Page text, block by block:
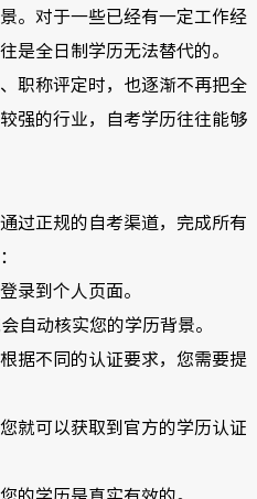
。对于一些已经有一定工作经
是全日制学历无法替代的。
职称评定时，也逐渐不再把全
强的行业，自考学历往往能够
过正规的自考渠道，完成所有
录到个人页面。
自动核实您的学历背景。
据不同的认证要求，您需要提
就可以获取到官方的学历认证